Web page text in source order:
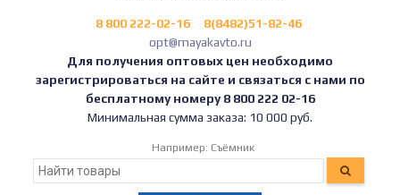
8 800 222-02-16
8(8482)51-82-46
opt@mayakavto.ru
Для получения оптовых цен необходимо
зарегистрироваться на сайте и связаться с нами по
бесплатному номеру 8 800 222 02-16
Минимальная сумма заказа: 10 000 руб.
Например: Съёмник